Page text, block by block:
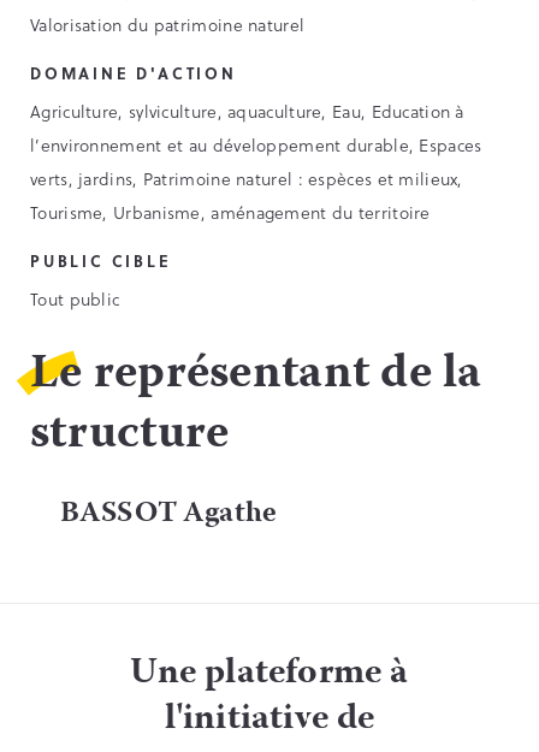
Valorisation du patrimoine naturel
DOMAINE D'ACTION
Agriculture, sylviculture, aquaculture, Eau, Education à
l’environnement et au développement durable, Espaces
verts, jardins, Patrimoine naturel : espèces et milieux,
Tourisme, Urbanisme, aménagement du territoire
PUBLIC CIBLE
Tout public
Le représentant de la
structure
BASSOT Agathe
Une plateforme à
l'initiative de